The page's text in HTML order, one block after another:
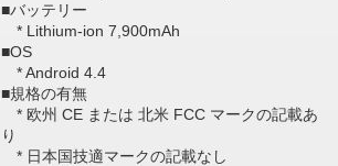
■バッテリー
* Lithium-ion 7,900mAh
■OS
* Android 4.4
■規格の有無
* 欧州 CE または 北米 FCC マークの記載あ
り
* 日本国技適マークの記載なし